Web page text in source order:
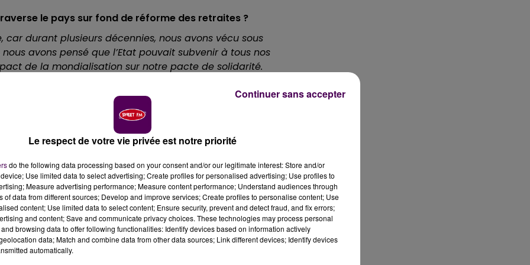
le pays sur fond de réforme des retraites ?
car durant plusieurs décennies, nous avons vécu sous
avons pensé que l’Etat pouvait subvenir à tous nos
de la mondialisation sur notre pacte de solidarité.
pertes d’emploi et des difficultés pour les personnes
mais aussi des formations politiques et des
publique était de 20% du PIB. Elle est aujourd’hui à
de réformer notre gouvernance publique
les oppositions qui se manifestent depuis un
la quasi-disparition des ports français au profit
conflits qui aboutissent à la disparition pure et
contre cela. Nous avons tous les atouts pour réussir. A
est proposée, c’est-à-dire un régime universel
être une bonne réforme. Cela fait vingt ans que je
Le respect de votre vie privée est notre priorité
do the following data processing based on your consent and/or our legitimate interest: Store and/or
Use limited data to select advertising; Create profiles for personalised advertising; Use profiles to
Measure advertising performance; Measure content performance; Understand audiences through
of data from different sources; Develop and improve services; Create profiles to personalise content; Use
content; Use limited data to select content; Ensure security, prevent and detect fraud, and fix errors;
and content; Save and communicate privacy choices. These technologies may process personal
browsing data to offer following functionalities: Identify devices based on information actively
data; Match and combine data from other data sources; Link different devices; Identify devices
automatically.
Continuer sans accepter